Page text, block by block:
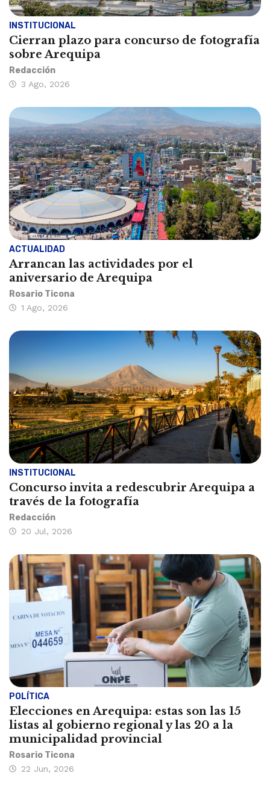
INSTITUCIONAL
Cierran plazo para concurso de fotografía
sobre Arequipa
Redacción
3 Ago, 2026
ACTUALIDAD
Arrancan las actividades por el
aniversario de Arequipa
Rosario Ticona
1 Ago, 2026
INSTITUCIONAL
Concurso invita a redescubrir Arequipa a
través de la fotografía
Redacción
20 Jul, 2026
POLÍTICA
Elecciones en Arequipa: estas son las 15
listas al gobierno regional y las 20 a la
municipalidad provincial
Rosario Ticona
22 Jun, 2026